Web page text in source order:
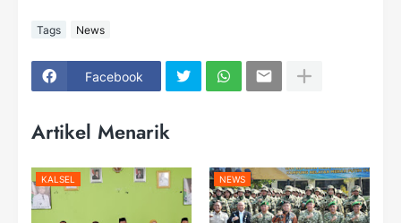
Tags News
Facebook
Artikel Menarik
KALSEL NEWS